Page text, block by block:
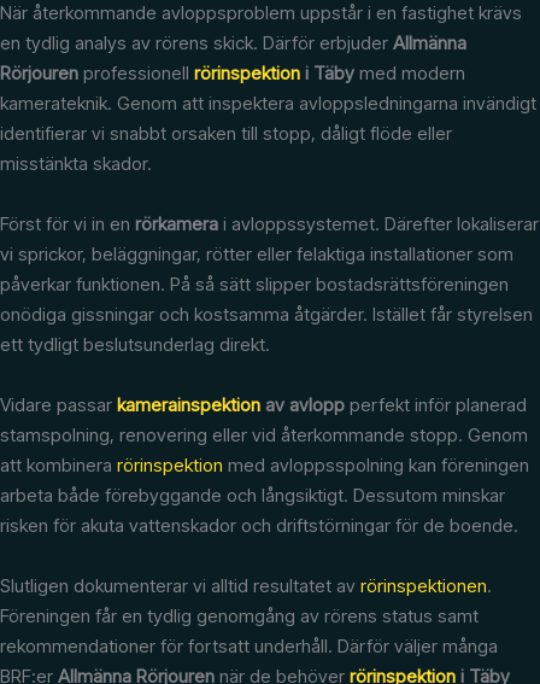
När återkommande avloppsproblem uppstår i en fastighet krävs
en tydlig analys av rörens skick. Därför erbjuder Allmänna
Rörjouren professionell rörinspektion i Täby med modern
kamerateknik. Genom att inspektera avloppsledningarna invändigt
identifierar vi snabbt orsaken till stopp, dåligt flöde eller
misstänkta skador.
Först för vi in en rörkamera i avloppssystemet. Därefter lokaliserar
vi sprickor, beläggningar, rötter eller felaktiga installationer som
påverkar funktionen. På så sätt slipper bostadsrättsföreningen
onödiga gissningar och kostsamma åtgärder. Istället får styrelsen
ett tydligt beslutsunderlag direkt.
Vidare passar kamerainspektion av avlopp perfekt inför planerad
stamspolning, renovering eller vid återkommande stopp. Genom
att kombinera rörinspektion med avloppsspolning kan föreningen
arbeta både förebyggande och långsiktigt. Dessutom minskar
risken för akuta vattenskador och driftstörningar för de boende.
Slutligen dokumenterar vi alltid resultatet av rörinspektionen.
Föreningen får en tydlig genomgång av rörens status samt
rekommendationer för fortsatt underhåll. Därför väljer många
BRF:er Allmänna Rörjouren när de behöver rörinspektion i Täby